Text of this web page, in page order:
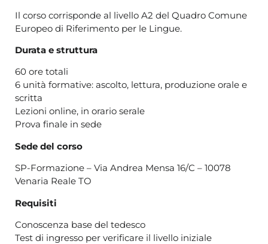
Il corso corrisponde al livello A2 del Quadro Comune
Europeo di Riferimento per le Lingue.
Durata e struttura
60 ore totali
6 unità formative: ascolto, lettura, produzione orale e
scritta
Lezioni online, in orario serale
Prova finale in sede
Sede del corso
SP-Formazione – Via Andrea Mensa 16/C – 10078
Venaria Reale TO
Requisiti
Conoscenza base del tedesco
Test di ingresso per verificare il livello iniziale